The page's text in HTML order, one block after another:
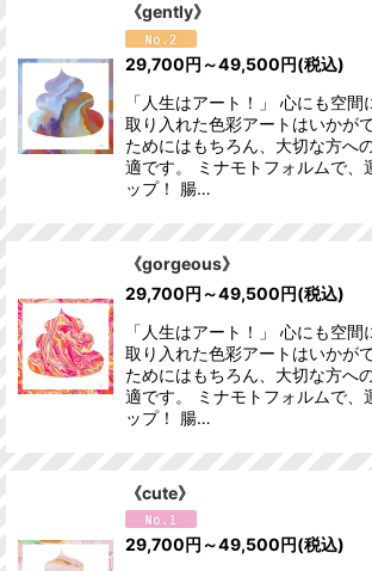
《gently》
29,700円 ～49,500円(税込)
「人生はアート！」 心にも空間
取り入れた色彩アートはいかが
ためにはもちろん、大切な方へ
適です。 ミナモトフォルムで、
ップ！ 腸…
《gorgeous》
29,700円 ～49,500円(税込)
「人生はアート！」 心にも空間
取り入れた色彩アートはいかが
ためにはもちろん、大切な方へ
適です。 ミナモトフォルムで、
ップ！ 腸…
《cute》
29,700円 ～49,500円(税込)